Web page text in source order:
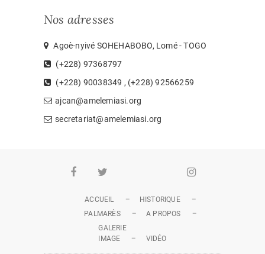
Nos adresses
Agoè-nyivé SOHEHABOBO, Lomé - TOGO
(+228) 97368797
(+228) 90038349 , (+228) 92566259
ajcan@amelemiasi.org
secretariat@amelemiasi.org
Facebook WhatsappInstagram
ACCUEIL
HISTORIQUE
PALMARÈS
A PROPOS
GALERIE
IMAGE
VIDÉO